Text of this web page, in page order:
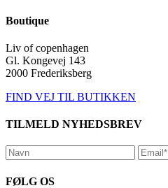
Boutique
Liv of copenhagen
Gl. Kongevej 143
2000 Frederiksberg
FIND VEJ TIL BUTIKKEN
TILMELD NYHEDSBREV
FØLG OS